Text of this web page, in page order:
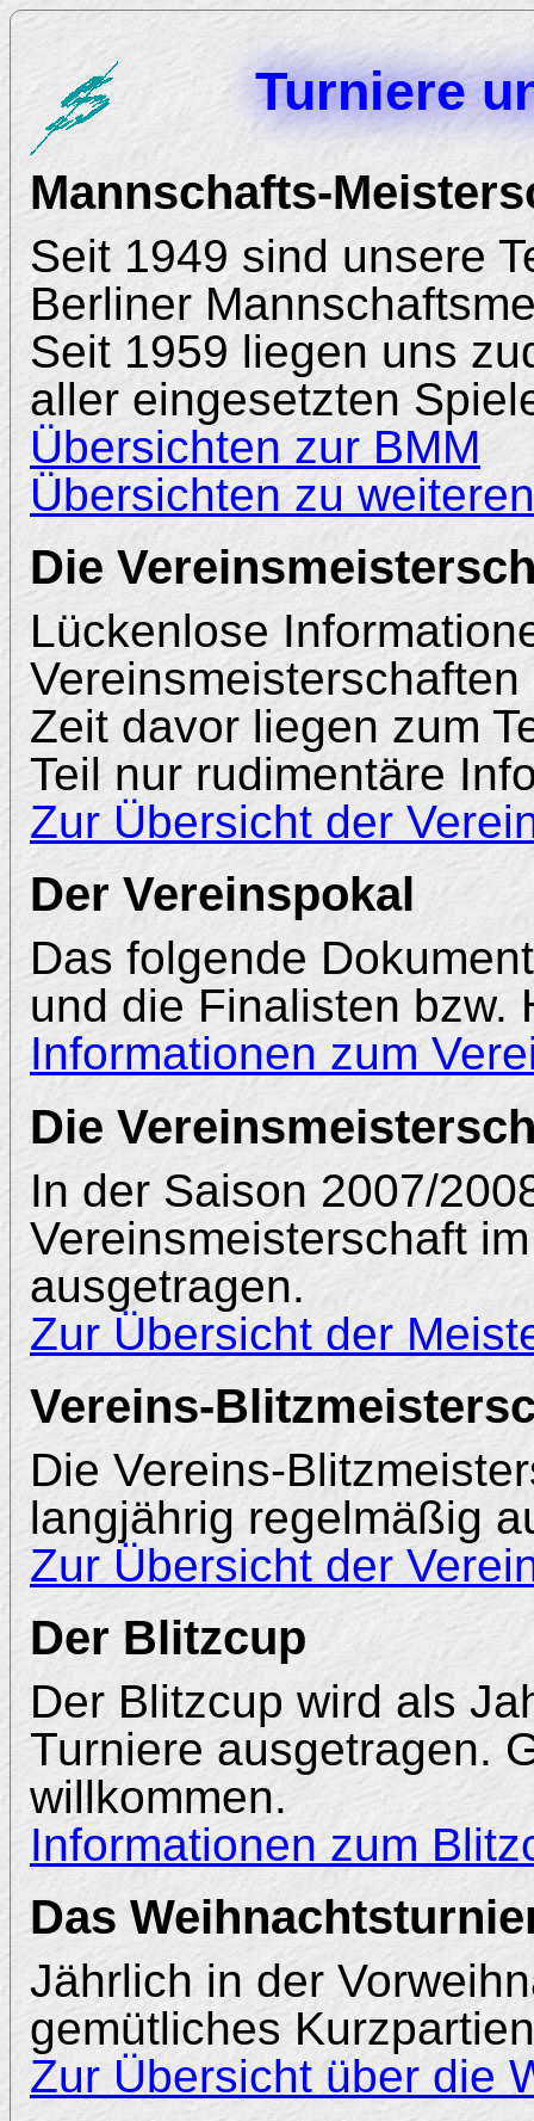
Turniere
Mannschafts-
Seit 1949 sind unsere
Berliner
Seit 1959 liegen uns
aller eingesetzten
Übersichten zur BMM
Übersichten zu
Die
Lückenlose
Zeit davor liegen zum
Teil nur rudimentäre
Zur Übersicht der
Der Vereinspokal
Das folgende
und die Finalisten bzw.
Informationen zum
Die
In der Saison 2007/
Vereinsmeisterschaft
ausgetragen.
Zur Übersicht der
Vereins-
Die Vereins-
langjährig regelmäßig
Zur Übersicht der
Der Blitzcup
Der Blitzcup wird als
Turniere ausgetragen.
willkommen.
Informationen zum
Das
Jährlich in der
gemütliches
Zur Übersicht über die